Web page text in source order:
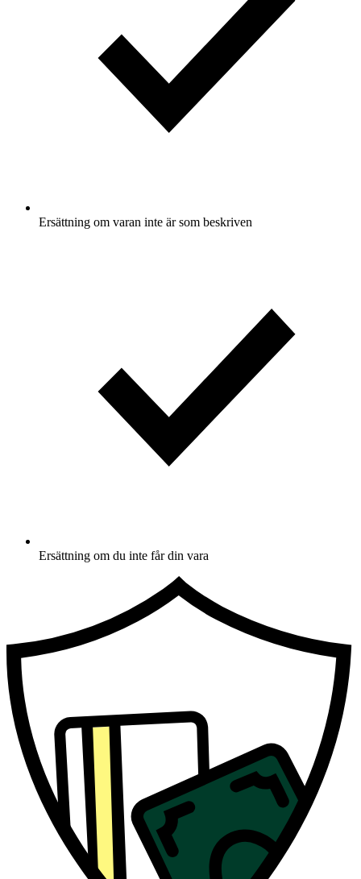
Ersättning om varan inte är som beskriven
Ersättning om du inte får din vara